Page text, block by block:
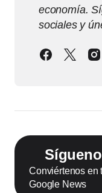
economía.
sociales y
Conviértenos en
Google News